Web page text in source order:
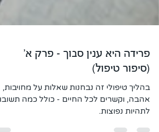
פרידה היא ענין סבוך - פרק א'
(סיפור טיפול)
בהליך טיפולי זה נבחנות שאלות על מחויבות,
אהבה, וקשרים לכל החיים - כולל כמה